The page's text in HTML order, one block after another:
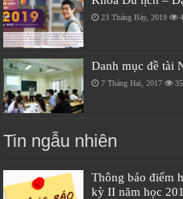
23 Tháng Bảy, 2019
Danh mục đề tài
7 Tháng Hai, 2017
Tin ngẫu nhiên
Thông báo điểm
kỳ II năm học